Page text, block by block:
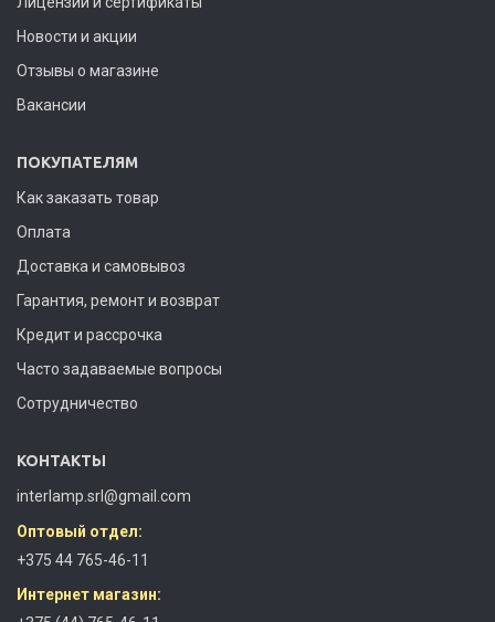
Новости и акции
Отзывы о магазине
Вакансии
ПОКУПАТЕЛЯМ
Как заказать товар
Оплата
Доставка и самовывоз
Гарантия, ремонт и возврат
Кредит и рассрочка
Часто задаваемые вопросы
Сотрудничество
КОНТАКТЫ
interlamp.srl@gmail.com
Оптовый отдел:
+375 44 765-46-11
Интернет магазин: